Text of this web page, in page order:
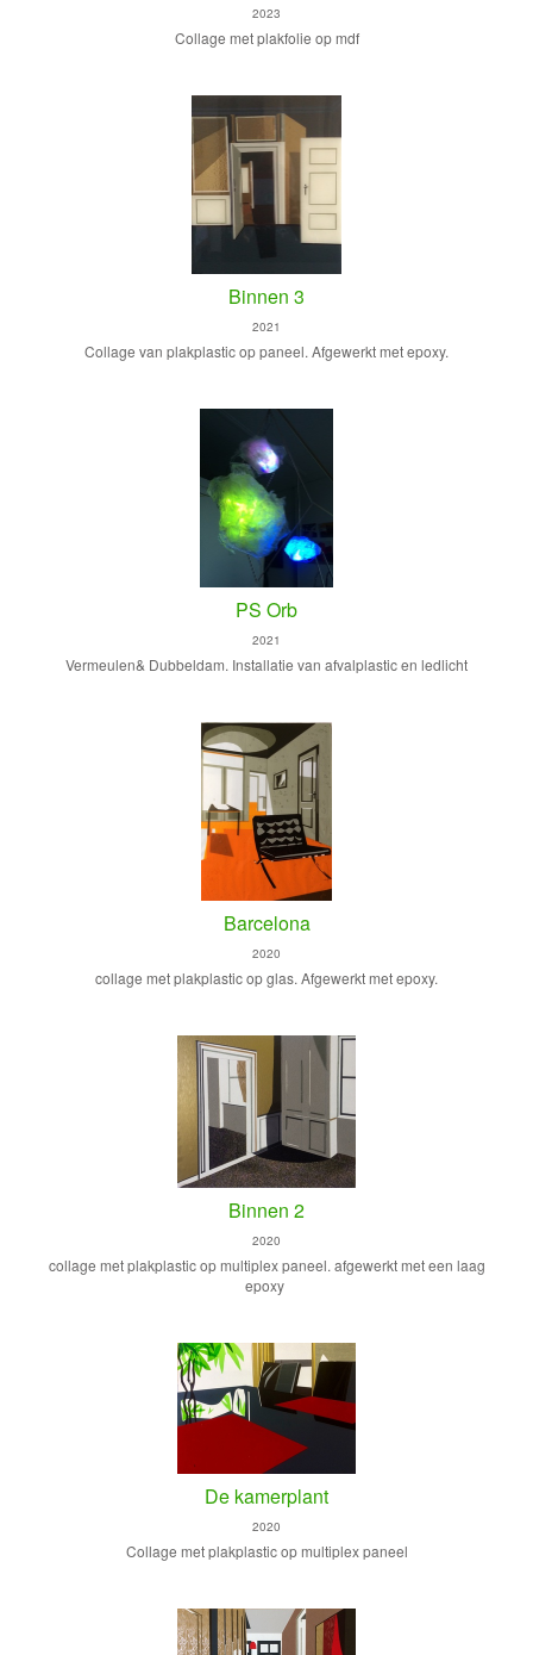
2023
Collage met plakfolie op mdf
Binnen 3
2021
Collage van plakplastic op paneel. Afgewerkt met epoxy.
PS Orb
2021
Vermeulen& Dubbeldam. Installatie van afvalplastic en ledlicht
Barcelona
2020
collage met plakplastic op glas. Afgewerkt met epoxy.
Binnen 2
2020
collage met plakplastic op multiplex paneel. afgewerkt met een laag
epoxy
De kamerplant
2020
Collage met plakplastic op multiplex paneel